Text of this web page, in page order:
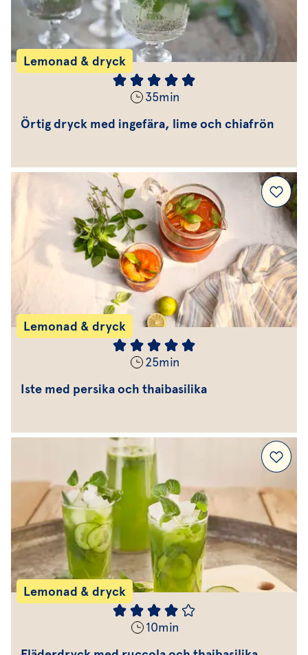
Lemonad & dryck
35min
Örtig dryck med ingefära, lime och chiafrön
Lemonad & dryck
25min
Iste med persika och thaibasilika
Lemonad & dryck
10min